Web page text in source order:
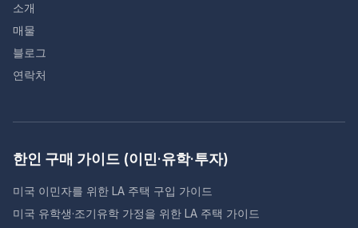
소개
매물
블로그
연락처
한인 구매 가이드 (이민·유학·투자)
미국 이민자를 위한 LA 주택 구입 가이드
미국 유학생·조기유학 가정을 위한 LA 주택 가이드